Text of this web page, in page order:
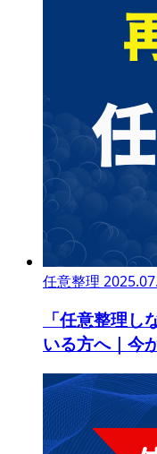
任意整理
「任意整理
いる方へ｜今